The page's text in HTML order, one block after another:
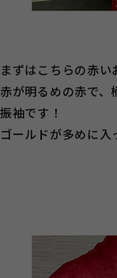
まずはこちらの赤い
赤が明るめの赤で、
振袖です！
ゴールドが多めに